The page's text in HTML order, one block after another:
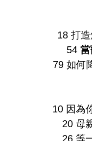
18 打
54 當
79 如何
10 因為
20 母
26 等